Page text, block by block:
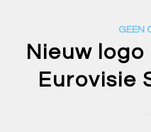
GEEN
Nieuw
Eurovisie